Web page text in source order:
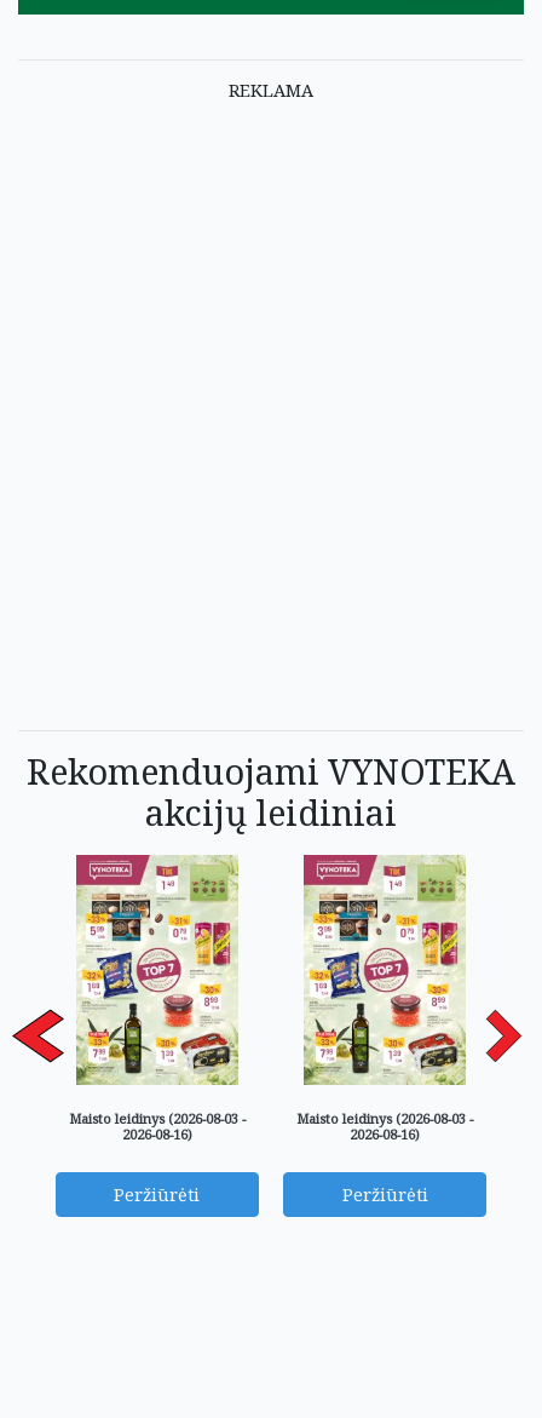
REKLAMA
Rekomenduojami VYNOTEKA
akcijų leidiniai
Maisto leidinys (2026-08-03 -
2026-08-16)
Peržiūrėti
Maisto leidinys (2026-08-03 -
2026-08-16)
Peržiūrėti